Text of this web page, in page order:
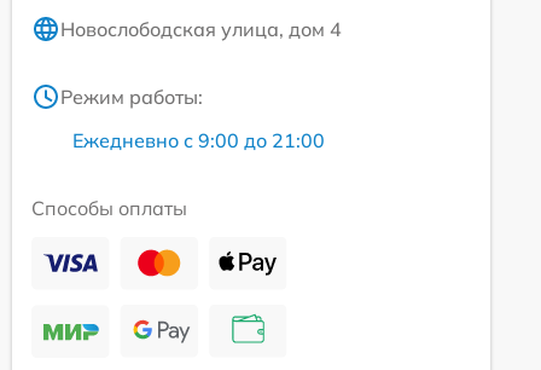
Новослободская улица, дом 4
Режим работы:
Ежедневно с 9:00 до 21:00
Способы оплаты